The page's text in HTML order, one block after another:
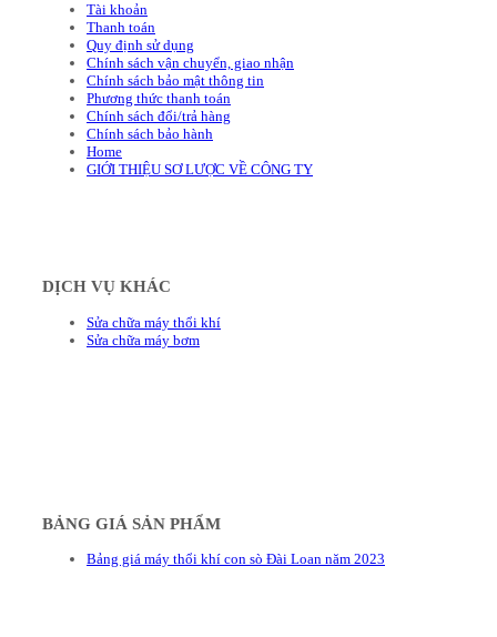
Tài khoản
Thanh toán
Quy định sử dụng
Chính sách vận chuyển, giao nhận
Chính sách bảo mật thông tin
Phương thức thanh toán
Chính sách đổi/trả hàng
Chính sách bảo hành
Home
GIỚI THIỆU SƠ LƯỢC VỀ CÔNG TY
DỊCH VỤ KHÁC
Sửa chữa máy thổi khí
Sửa chữa máy bơm
BẢNG GIÁ SẢN PHẨM
Bảng giá máy thổi khí con sò Đài Loan năm 2023